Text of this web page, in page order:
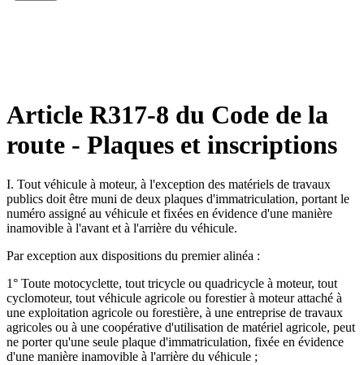
Article R317-8 du Code de la
route - Plaques et inscriptions
I. Tout véhicule à moteur, à l'exception des matériels de travaux
publics doit être muni de deux plaques d'immatriculation, portant le
numéro assigné au véhicule et fixées en évidence d'une manière
inamovible à l'avant et à l'arrière du véhicule.
Par exception aux dispositions du premier alinéa :
1° Toute motocyclette, tout tricycle ou quadricycle à moteur, tout
cyclomoteur, tout véhicule agricole ou forestier à moteur attaché à
une exploitation agricole ou forestière, à une entreprise de travaux
agricoles ou à une coopérative d'utilisation de matériel agricole, peut
ne porter qu'une seule plaque d'immatriculation, fixée en évidence
d'une manière inamovible à l'arrière du véhicule ;